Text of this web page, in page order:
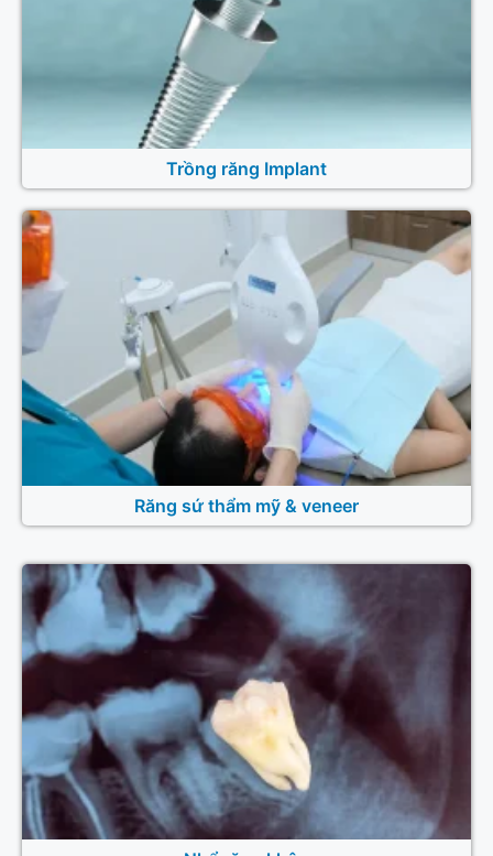
Trồng răng Implant
Răng sứ thẩm mỹ & veneer